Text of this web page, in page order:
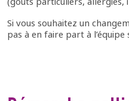
Si vous souhaitez un
pas à en faire part à